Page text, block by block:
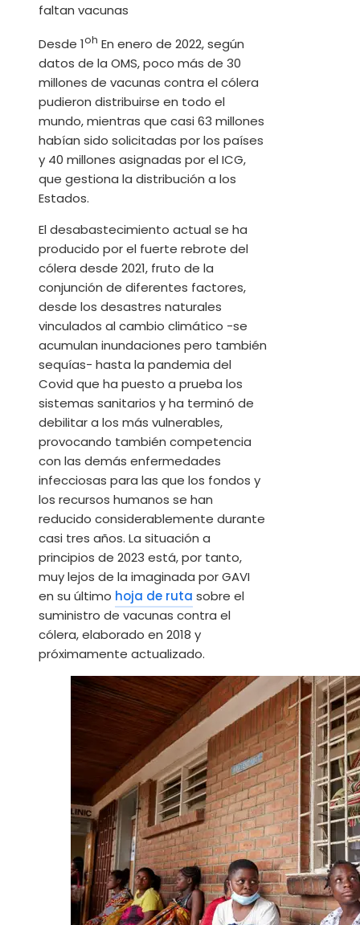
faltan vacunas
Desde 1oh En enero de 2022, según
datos de la OMS, poco más de 30
millones de vacunas contra el cólera
pudieron distribuirse en todo el
mundo, mientras que casi 63 millones
habían sido solicitadas por los países
y 40 millones asignadas por el ICG,
que gestiona la distribución a los
Estados.
El desabastecimiento actual se ha
producido por el fuerte rebrote del
cólera desde 2021, fruto de la
conjunción de diferentes factores,
desde los desastres naturales
vinculados al cambio climático -se
acumulan inundaciones pero también
sequías- hasta la pandemia del
Covid que ha puesto a prueba los
sistemas sanitarios y ha terminó de
debilitar a los más vulnerables,
provocando también competencia
con las demás enfermedades
infecciosas para las que los fondos y
los recursos humanos se han
reducido considerablemente durante
casi tres años. La situación a
principios de 2023 está, por tanto,
muy lejos de la imaginada por GAVI
en su último hoja de ruta sobre el
suministro de vacunas contra el
cólera, elaborado en 2018 y
próximamente actualizado.